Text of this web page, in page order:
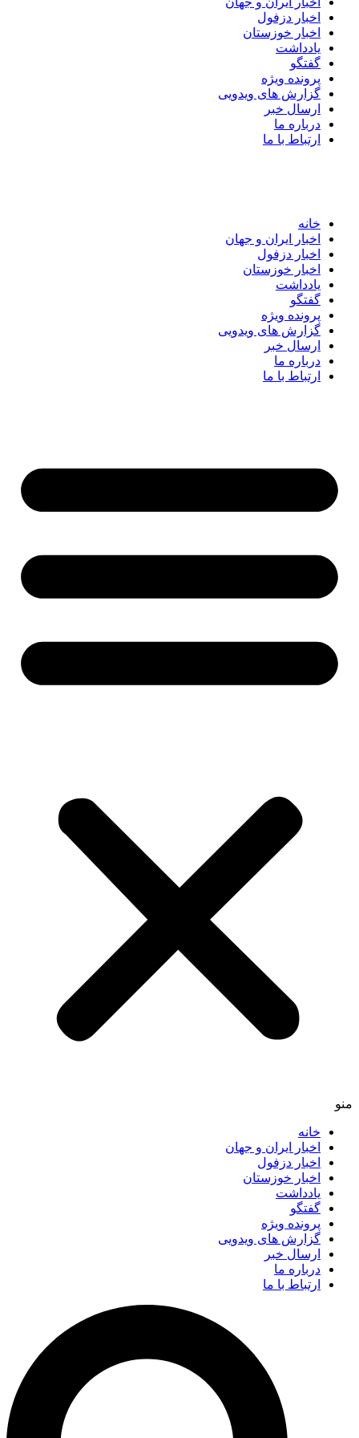
اخبار دزفول
اخبار خوزستان
یادداشت
گفتگو
پرونده ویژه
گزارش های ویدویی
ارسال خبر
درباره ما
ارتباط با ما
خانه
اخبار ایران و جهان
اخبار دزفول
اخبار خوزستان
یادداشت
گفتگو
پرونده ویژه
گزارش های ویدویی
ارسال خبر
درباره ما
ارتباط با ما
خانه
اخبار ایران و جهان
اخبار دزفول
اخبار خوزستان
یادداشت
گفتگو
پرونده ویژه
گزارش های ویدویی
ارسال خبر
درباره ما
ارتباط با ما